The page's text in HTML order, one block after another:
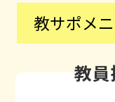
教サポメ
教